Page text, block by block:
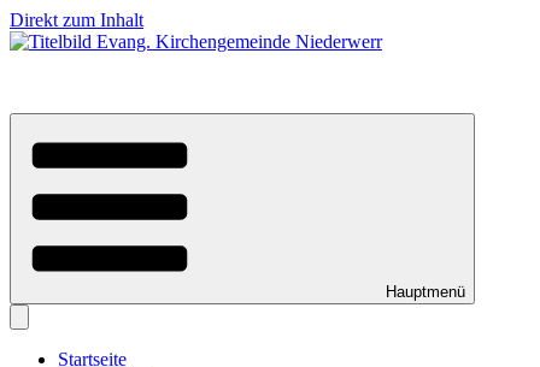
Direkt zum Inhalt
Hauptmenü
Startseite